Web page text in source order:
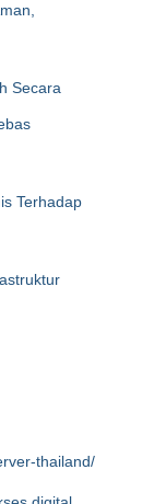
Secara
Terhadap
thailand/